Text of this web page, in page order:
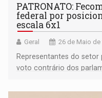
PATRONATO:
federal por
escala 6x1
Geral 26 de Maio de
Representantes do
voto contrário dos
economia e aos